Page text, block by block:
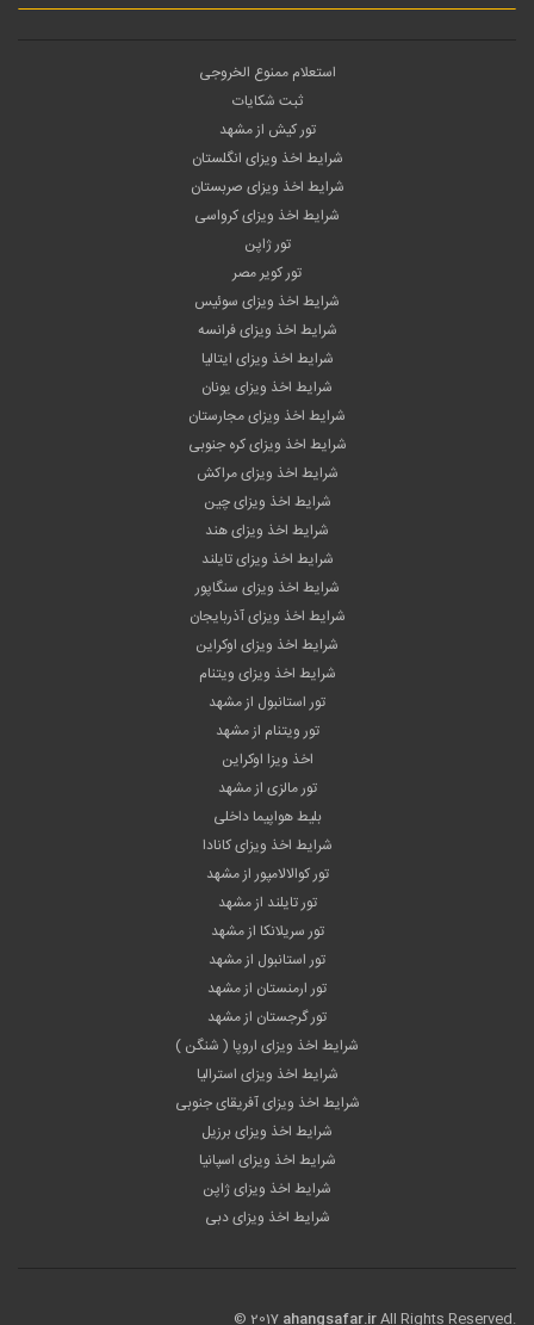
استعلام ممنوع الخروجی
ثبت شکایات
تور کیش از مشهد
شرایط اخذ ویزای انگلستان
شرایط اخذ ویزای صربستان
شرایط اخذ ویزای کرواسی
تور ژاپن
تور کویر مصر
شرایط اخذ ویزای سوئیس
شرایط اخذ ویزای فرانسه
شرایط اخذ ویزای ایتالیا
شرایط اخذ ویزای یونان
شرایط اخذ ویزای مجارستان
شرایط اخذ ویزای کره جنوبی
شرایط اخذ ویزای مراکش
شرایط اخذ ویزای چین
شرایط اخذ ویزای هند
شرایط اخذ ویزای تایلند
شرایط اخذ ویزای سنگاپور
شرایط اخذ ویزای آذربایجان
شرایط اخذ ویزای اوکراین
شرایط اخذ ویزای ویتنام
تور استانبول از مشهد
تور ویتنام از مشهد
اخذ ویزا اوکراین
تور مالزی از مشهد
بلیط هواپیما داخلی
شرایط اخذ ویزای کانادا
تور کوالالامپور از مشهد
تور تایلند از مشهد
تور سریلانکا از مشهد
تور استانبول از مشهد
تور ارمنستان از مشهد
تور گرجستان از مشهد
شرایط اخذ ویزای اروپا ( شنگن )
شرایط اخذ ویزای استرالیا
شرایط اخذ ویزای آفریقای جنوبی
شرایط اخذ ویزای برزیل
شرایط اخذ ویزای اسپانیا
شرایط اخذ ویزای ژاپن
شرایط اخذ ویزای دبی
© 2017 ahangsafar.irAll Rights Reserved.